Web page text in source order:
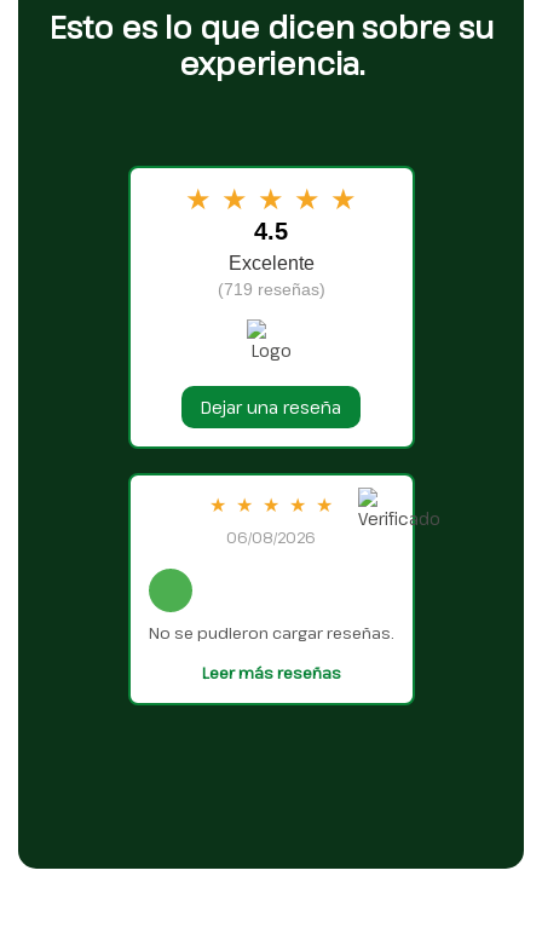
Esto es lo que dicen sobre su
experiencia.
★ ★ ★ ★ ★
4.5
Excelente
(719 reseñas)
Dejar una reseña
★ ★ ★ ★ ★
06/08/2026
No se pudieron cargar reseñas.
Leer más reseñas